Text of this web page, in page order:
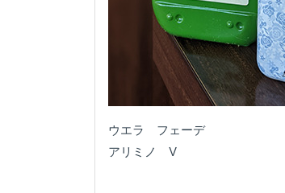
ウエラ フェーデ
アリミノ V